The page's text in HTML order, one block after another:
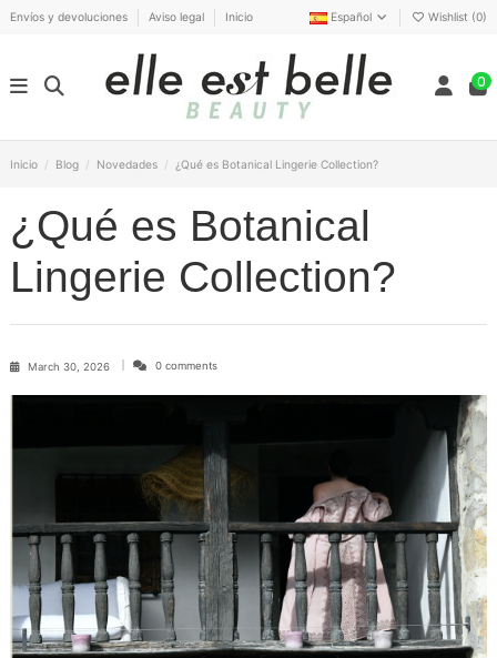
Envíos y devoluciones Aviso legal Inicio Español Wishlist (0)
0
Inicio Blog Novedades ¿Qué es Botanical Lingerie Collection?
¿Qué es Botanical
Lingerie Collection?
March 30, 2026 0 comments